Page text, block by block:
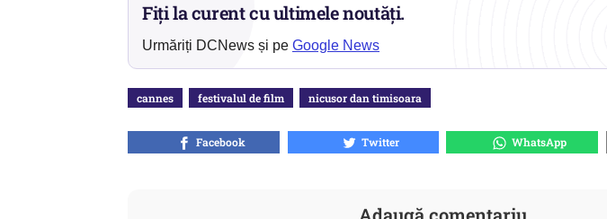
Fiți la curent cu ultimele noutăți.
Urmăriți DCNews și pe Google News
cannes festivalul de film nicusor dan timisoara
Facebook Twitter WhatsApp